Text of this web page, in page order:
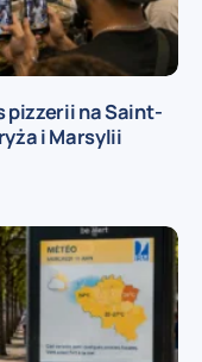
pizzerii na Saint-
i Marsylii